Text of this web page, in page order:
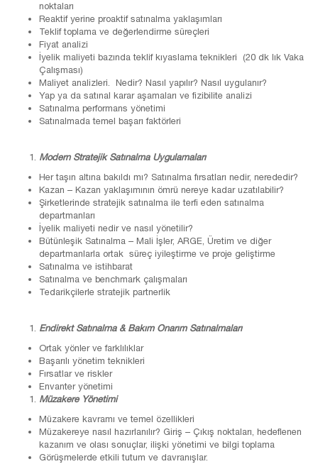
noktaları
Reaktif yerine proaktif satınalma yaklaşımları
Teklif toplama ve değerlendirme süreçleri
Fiyat analizi
İyelik maliyeti bazında teklif kıyaslama teknikleri (20 dk lık Vaka
Çalışması)
Maliyet analizleri. Nedir? Nasıl yapılır? Nasıl uygulanır?
Yap ya da satınal karar aşamaları ve fizibilite analizi
Satınalma performans yönetimi
Satınalmada temel başarı faktörleri
Modern Stratejik Satınalma Uygulamaları
Her taşın altına bakıldı mı? Satınalma fırsatları nedir, nerededir?
Kazan – Kazan yaklaşımının ömrü nereye kadar uzatılabilir?
Şirketlerinde stratejik satınalma ile terfi eden satınalma
departmanları
İyelik maliyeti nedir ve nasıl yönetilir?
Bütünleşik Satınalma – Mali İşler, ARGE, Üretim ve diğer
departmanlarla ortak süreç iyileştirme ve proje geliştirme
Satınalma ve istihbarat
Satınalma ve benchmark çalışmaları
Tedarikçilerle stratejik partnerlik
Endirekt Satınalma & Bakım Onarım Satınalmaları
Ortak yönler ve farklılıklar
Başarılı yönetim teknikleri
Fırsatlar ve riskler
Envanter yönetimi
Müzakere Yönetimi
Müzakere kavramı ve temel özellikleri
Müzakereye nasıl hazırlanılır? Giriş – Çıkış noktaları, hedeflenen
kazanım ve olası sonuçlar, ilişki yönetimi ve bilgi toplama
Görüşmelerde etkili tutum ve davranışlar.